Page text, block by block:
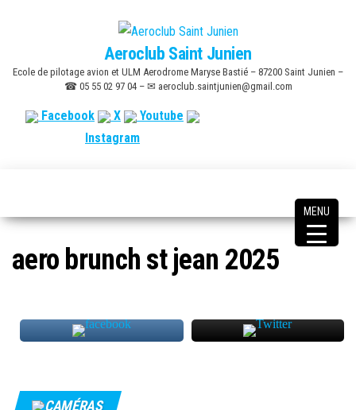
content
Aeroclub Saint Junien
Ecole de pilotage avion et ULM Aerodrome Maryse Bastié – 87200 Saint Junien –
☎ 05 55 02 97 04 – ✉ aeroclub.saintjunien@gmail.com
Facebook X
Youtube
Instagram
aero brunch st jean 2025
CAMÉRAS
MENU